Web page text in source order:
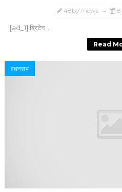
48by7news 8
[ad_1] ब्रिटेन ...
Read
वधनसभ